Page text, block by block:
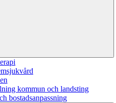
kommun och landsting
bostadsanpassning